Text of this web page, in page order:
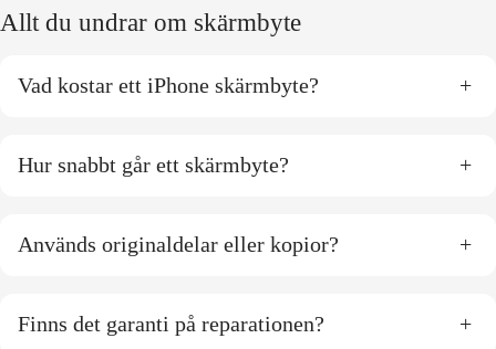
Allt du undrar om skärmbyte
Vad kostar ett iPhone skärmbyte? +
Hur snabbt går ett skärmbyte? +
Används originaldelar eller kopior? +
Finns det garanti på reparationen? +